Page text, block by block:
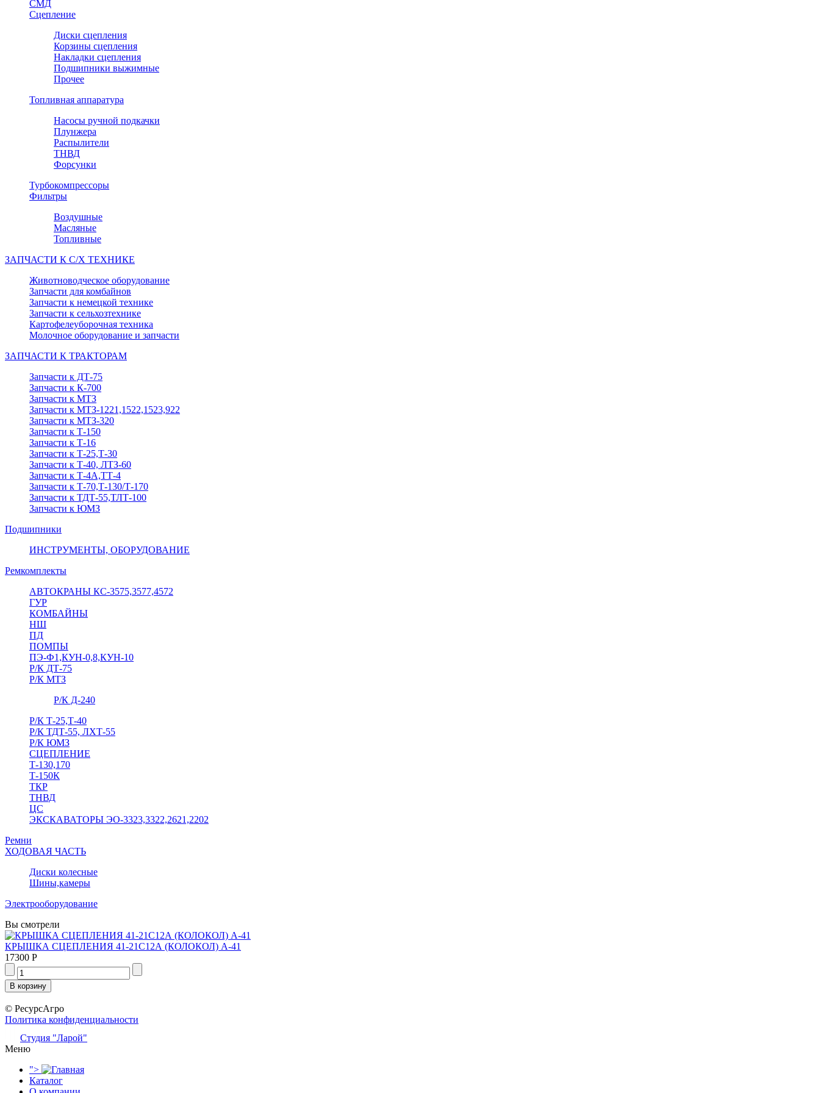
СМД
Сцепление
Диски сцепления
Корзины сцепления
Накладки сцепления
Подшипники выжимные
Прочее
Топливная аппаратура
Насосы ручной подкачки
Плунжера
Распылители
ТНВД
Форсунки
Турбокомпрессоры
Фильтры
Воздушные
Масляные
Топливные
ЗАПЧАСТИ К С/Х ТЕХНИКЕ
Животноводческое оборудование
Запчасти для комбайнов
Запчасти к немецкой технике
Запчасти к сельхозтехнике
Картофелеуборочная техника
Молочное оборудование и запчасти
ЗАПЧАСТИ К ТРАКТОРАМ
Запчасти к ДТ-75
Запчасти к К-700
Запчасти к МТЗ
Запчасти к МТЗ-1221,1522,1523,922
Запчасти к МТЗ-320
Запчасти к Т-150
Запчасти к Т-16
Запчасти к Т-25,Т-30
Запчасти к Т-40, ЛТЗ-60
Запчасти к Т-4А,ТТ-4
Запчасти к Т-70,Т-130/Т-170
Запчасти к ТДТ-55,ТЛТ-100
Запчасти к ЮМЗ
Подшипники
ИНСТРУМЕНТЫ, ОБОРУДОВАНИЕ
Ремкомплекты
АВТОКРАНЫ КС-3575,3577,4572
ГУР
КОМБАЙНЫ
НШ
ПД
ПОМПЫ
ПЭ-Ф1,КУН-0,8,КУН-10
Р/К ДТ-75
Р/К МТЗ
Р/К Д-240
Р/К Т-25,Т-40
Р/К ТДТ-55, ЛХТ-55
Р/К ЮМЗ
СЦЕПЛЕНИЕ
Т-130,170
Т-150К
ТКР
ТНВД
ЦС
ЭКСКАВАТОРЫ ЭО-3323,3322,2621,2202
Ремни
ХОДОВАЯ ЧАСТЬ
Диски колесные
Шины,камеры
Электрооборудование
Вы смотрели
КРЫШКА СЦЕПЛЕНИЯ 41-21С12А (КОЛОКОЛ) А-41
17300 Р
© РесурсАгро
Политика конфиденциальности
Студия "Ларой"
Меню
">
Каталог